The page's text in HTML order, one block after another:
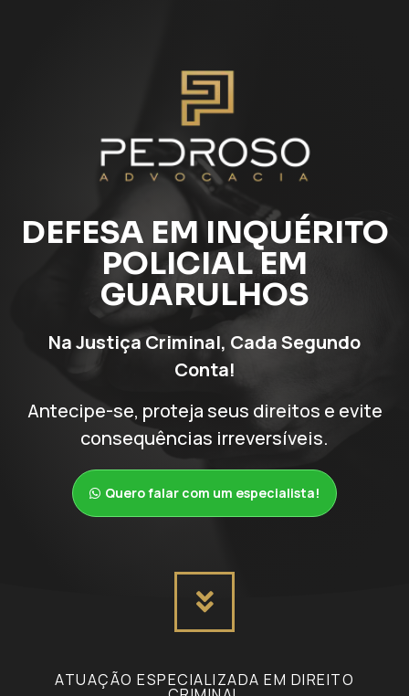
DEFESA EM INQUÉRITO
POLICIAL EM
GUARULHOS
Na Justiça Criminal, Cada Segundo
Conta!
Antecipe-se, proteja seus direitos e evite
consequências irreversíveis.
Quero falar com um especialista!
ATUAÇÃO ESPECIALIZADA EM DIREITO